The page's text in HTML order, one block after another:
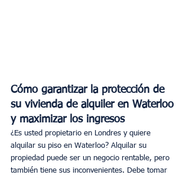
Cómo garantizar la protección de
su vivienda de alquiler en Waterloo
y maximizar los ingresos
¿Es usted propietario en Londres y quiere
alquilar su piso en Waterloo? Alquilar su
propiedad puede ser un negocio rentable, pero
también tiene sus inconvenientes. Debe tomar